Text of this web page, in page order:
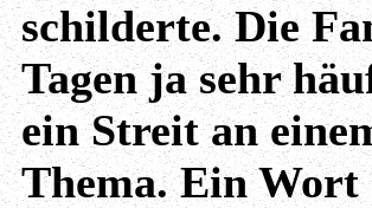
schilderte. Die
Tagen ja sehr
ein Streit an
Thema. Ein Wort